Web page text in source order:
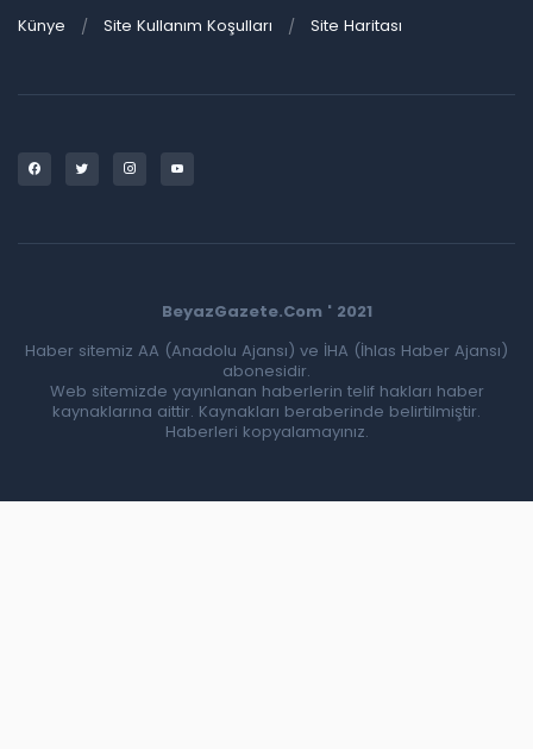
Künye Site Kullanım Koşulları Site Haritası
BeyazGazete.Com ' 2021
Haber sitemiz AA (Anadolu Ajansı) ve İHA (İhlas Haber Ajansı)
abonesidir.
Web sitemizde yayınlanan haberlerin telif hakları haber
kaynaklarına aittir. Kaynakları beraberinde belirtilmiştir.
Haberleri kopyalamayınız.